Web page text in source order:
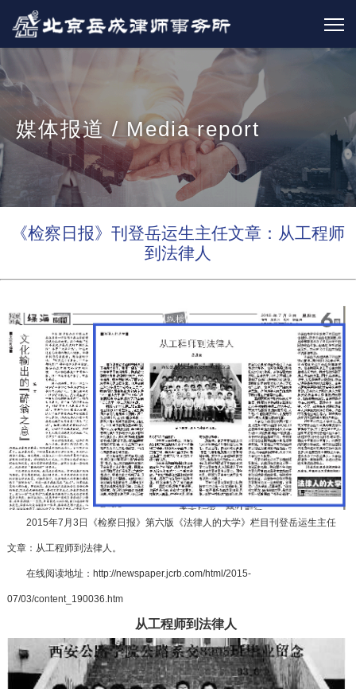
媒体报道 / Media report
《检察日报》刊登岳运生主任文章：从工程师
到法律人
2015年7月3日《检察日报》第六版《法律人的大学》栏目刊登岳运生主任
文章：从工程师到法律人。
在线阅读地址：http://newspaper.jcrb.com/html/2015-
07/03/content_190036.htm
从工程师到法律人